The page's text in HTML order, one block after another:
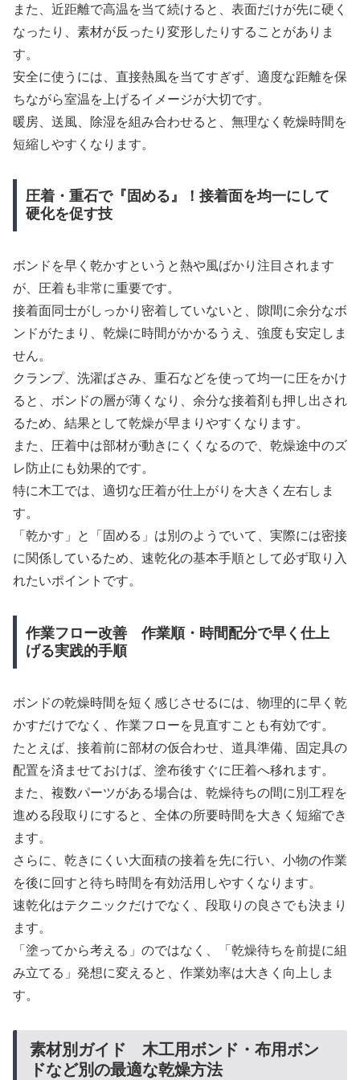
また、近距離で高温を当て続けると、表面だけが先に硬く
なったり、素材が反ったり変形したりすることがありま
す。
安全に使うには、直接熱風を当てすぎず、適度な距離を保
ちながら室温を上げるイメージが大切です。
暖房、送風、除湿を組み合わせると、無理なく乾燥時間を
短縮しやすくなります。
圧着・重石で『固める』！接着面を均一にして
硬化を促す技
ボンドを早く乾かすというと熱や風ばかり注目されます
が、圧着も非常に重要です。
接着面同士がしっかり密着していないと、隙間に余分なボ
ンドがたまり、乾燥に時間がかかるうえ、強度も安定しま
せん。
クランプ、洗濯ばさみ、重石などを使って均一に圧をかけ
ると、ボンドの層が薄くなり、余分な接着剤も押し出され
るため、結果として乾燥が早まりやすくなります。
また、圧着中は部材が動きにくくなるので、乾燥途中のズ
レ防止にも効果的です。
特に木工では、適切な圧着が仕上がりを大きく左右しま
す。
「乾かす」と「固める」は別のようでいて、実際には密接
に関係しているため、速乾化の基本手順として必ず取り入
れたいポイントです。
作業フロー改善 作業順・時間配分で早く仕上
げる実践的手順
ボンドの乾燥時間を短く感じさせるには、物理的に早く乾
かすだけでなく、作業フローを見直すことも有効です。
たとえば、接着前に部材の仮合わせ、道具準備、固定具の
配置を済ませておけば、塗布後すぐに圧着へ移れます。
また、複数パーツがある場合は、乾燥待ちの間に別工程を
進める段取りにすると、全体の所要時間を大きく短縮でき
ます。
さらに、乾きにくい大面積の接着を先に行い、小物の作業
を後に回すと待ち時間を有効活用しやすくなります。
速乾化はテクニックだけでなく、段取りの良さでも決まり
ます。
「塗ってから考える」のではなく、「乾燥待ちを前提に組
み立てる」発想に変えると、作業効率は大きく向上しま
す。
素材別ガイド 木工用ボンド・布用ボン
ドなど別の最適な乾燥方法